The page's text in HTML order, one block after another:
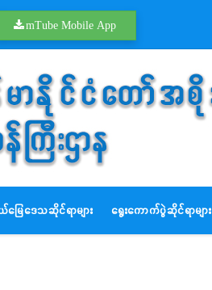
mTube Mobile App
မြေဒေသဆိုင်ရာများ ရွေးကောက်ပွဲဆိုင်ရာများ